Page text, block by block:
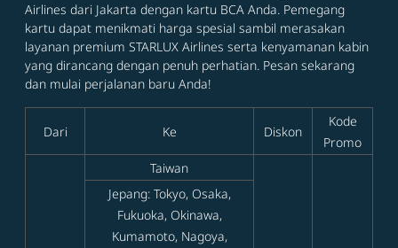
Airlines dari Jakarta dengan kartu BCA Anda. Pemegang
kartu dapat menikmati harga spesial sambil merasakan
layanan premium STARLUX Airlines serta kenyamanan kabin
yang dirancang dengan penuh perhatian. Pesan sekarang
dan mulai perjalanan baru Anda!
Dari Ke Diskon
Kode
Promo
Taiwan
Jepang: Tokyo, Osaka,
Fukuoka, Okinawa,
Kumamoto, Nagoya,